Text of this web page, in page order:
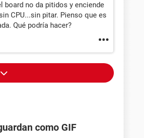
board no da pitidos y enciende
CPU...sin pitar. Pienso que es
Qué podría hacer?
como GIF